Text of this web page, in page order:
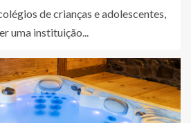
de crianças e adolescentes,
uma instituição...